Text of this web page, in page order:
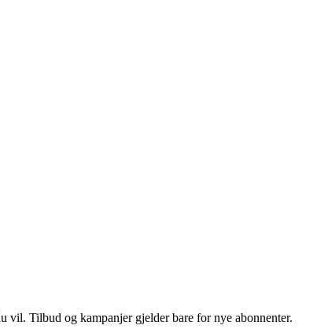
Tilbud og kampanjer gjelder bare for nye abonnenter.